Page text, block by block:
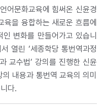
어문화교육에 힘써온 신윤경
을 융합하는 새로운 흐름에
변화를 만들어가고 있습니
열린 ‘세종학당 통번역과정
교수법’ 강의를 진행한 신윤
내용과 통번역 교육의 의미
다.